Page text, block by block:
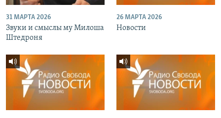
31 МАРТА 2026
Звуки и смыслы му Милоша
Штедроня
26 МАРТА 2026
Новости